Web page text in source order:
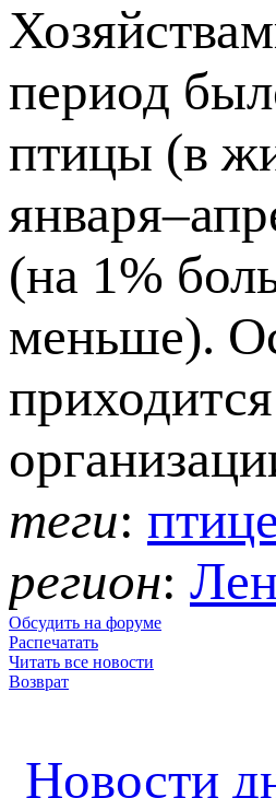
период
птицы (в
(на 1%
меньше).
теги:
регион:
Обсудить на форуме
Распечатать
Читать все новости
Возврат
Новости